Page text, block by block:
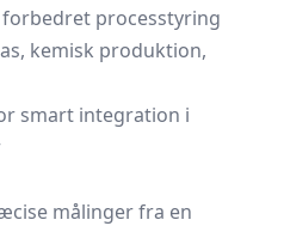
processtyring
kemisk produktion,
smart integration i
målinger fra en